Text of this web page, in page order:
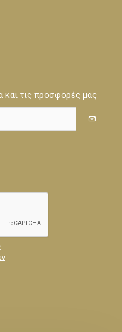
και τις προσφορές μας